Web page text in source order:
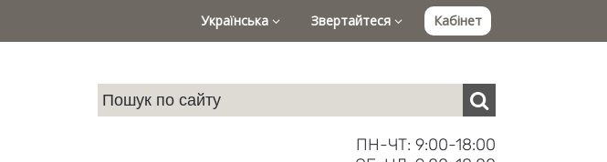
Українська Звертайтеся Кабінет
ПН-ЧТ: 9:00-18:00